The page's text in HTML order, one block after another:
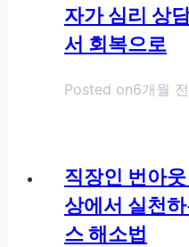
자가 심리 상
서 회복으로
Posted on6개월 전
직장인 번아
상에서 실천
스 해소법